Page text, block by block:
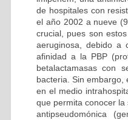
de hospitales con
el año 2002 a nueve
crucial, pues son
aeruginosa, debido a
afinidad a la PBP
betalactamasas con
bacteria. Sin embargo,
en el medio
que permita conocer la
antipseudomónica